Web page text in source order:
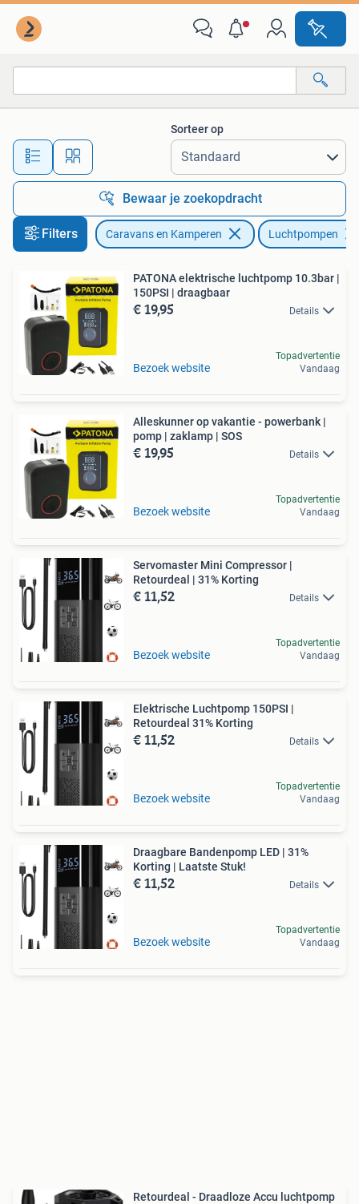
Alle afstanden…
Sorteer op
Bewaar je zoekopdracht
Filters Caravans en Kamperen Luchtpompen
PATONA elektrische luchtpomp 10.3bar |
150PSI | draagbaar
€ 19,95 Details
Bezoek website
Topadvertentie
Vandaag
Alleskunner op vakantie - powerbank |
pomp | zaklamp | SOS
€ 19,95 Details
Bezoek website
Topadvertentie
Vandaag
Servomaster Mini Compressor |
Retourdeal | 31% Korting
€ 11,52 Details
Bezoek website
Topadvertentie
Vandaag
Elektrische Luchtpomp 150PSI |
Retourdeal 31% Korting
€ 11,52 Details
Bezoek website
Topadvertentie
Vandaag
Draagbare Bandenpomp LED | 31%
Korting | Laatste Stuk!
€ 11,52 Details
Bezoek website
Topadvertentie
Vandaag
Retourdeal - Draadloze Accu luchtpomp